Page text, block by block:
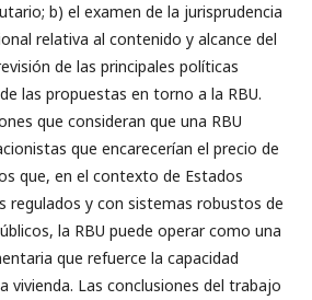
b) el examen de la jurisprudencia
relativa al contenido y alcance del
de las principales políticas
las propuestas en torno a la RBU.
que consideran que una RBU
que encarecerían el precio de
que, en el contexto de Estados
regulados y con sistemas robustos de
la RBU puede operar como una
que refuerce la capacidad
vivienda. Las conclusiones del trabajo